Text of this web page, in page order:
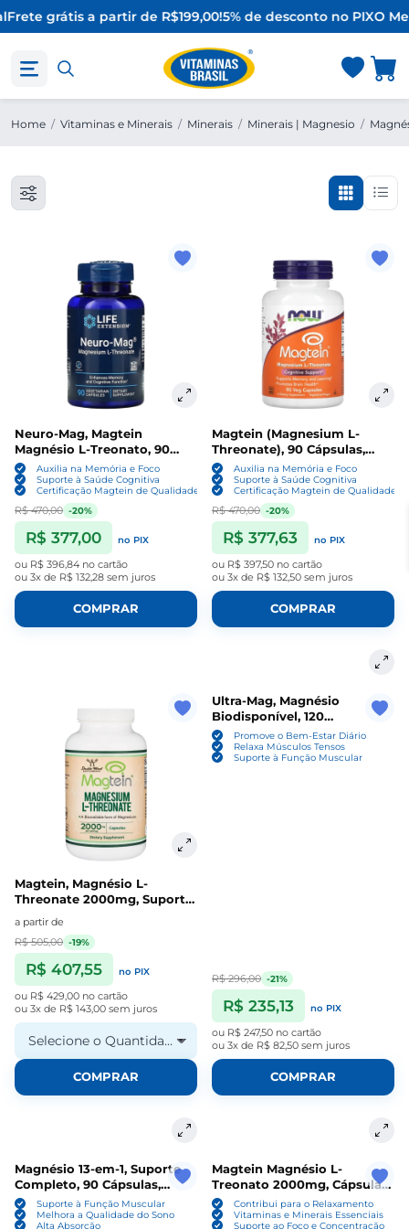
Frete grátis a partir de R$199,00!5% de desconto no PIXO
Home / Vitaminas e Minerais / Minerais / Minerais | Magnesio /
Neuro-Mag, Magtein
Magnésio L-Treonato, 90
Cápsulas, Life Extension
Auxilia na Memória e Foco
Suporte à Saúde Cognitiva
Certificação Magtein de Qualidade e Pureza
R$ 470,00 -20%
R$ 377,00 no PIX
ou R$ 396,84 no cartão
ou 3x de R$ 132,28 sem juros
COMPRAR
Magtein (Magnesium L-
Threonate), 90 Cápsulas,
NowAuxilia na Memória e Foco
Suporte à Saúde Cognitiva
Certificação Magtein de Qualidade e
R$ 470,00 -20%
R$ 377,63 no PIX
ou R$ 397,50 no cartão
ou 3x de R$ 132,50 sem juros
COMPRAR
Magtein, Magnésio L-
Threonate 2000mg, Suporte
Cápsulas, Double Wood
a partir de
R$ 505,00 -19%
R$ 407,55 no PIX
ou R$ 429,00 no cartão
ou 3x de R$ 143,00 sem juros
Selecione o Quantidade
COMPRAR
Ultra-Mag, Magnésio
Biodisponível, 120
Comprimidos, Source
Naturals
Promove o Bem-Estar Diário
Relaxa Músculos Tensos
Suporte à Função Muscular
R$ 296,00 -21%
R$ 235,13 no PIX
ou R$ 247,50 no cartão
ou 3x de R$ 82,50 sem juros
COMPRAR
Magnésio 13-em-1, Suporte
Completo, 90 Cápsulas,
MagPlus+
Suporte à Função Muscular
Melhora a Qualidade do Sono
Alta Absorção
Magtein Magnésio L-
Treonato 2000mg, Cápsulas,
Sports Research
Contribui para o Relaxamento
Vitaminas e Minerais Essenciais
Suporte ao Foco e Concentração